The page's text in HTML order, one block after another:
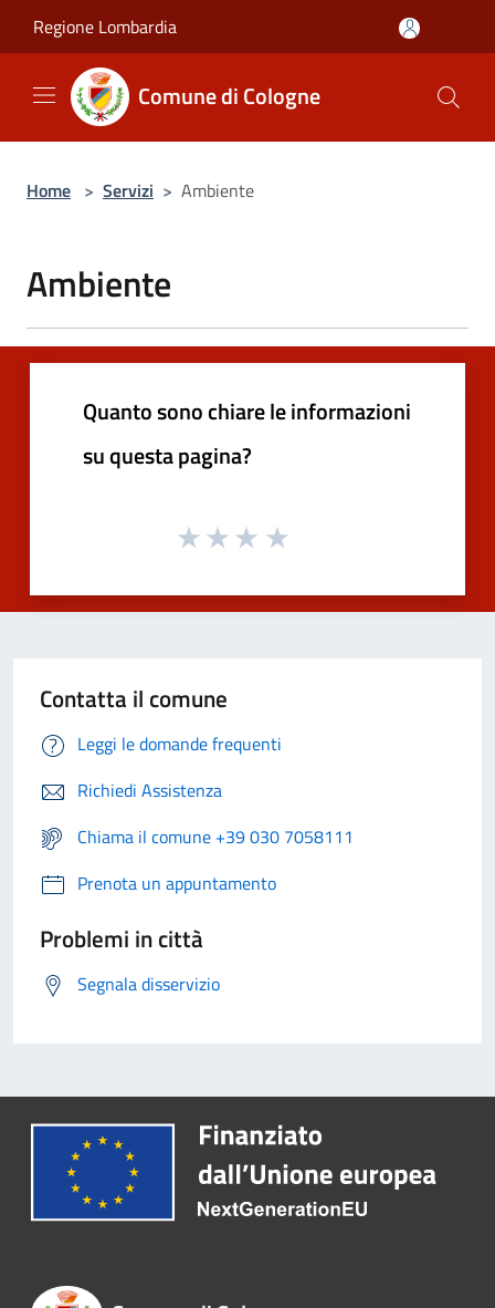
Regione Lombardia
Comune di Cologne
Home > Servizi > Ambiente
Ambiente
Quanto sono chiare le informazioni
su questa pagina?
Contatta il comune
Leggi le domande frequenti
Richiedi Assistenza
Chiama il comune +39 030 7058111
Prenota un appuntamento
Problemi in città
Segnala disservizio